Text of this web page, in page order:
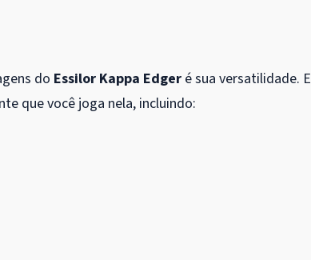
do Essilor Kappa Edger é sua versatilidade.
que você joga nela, incluindo: